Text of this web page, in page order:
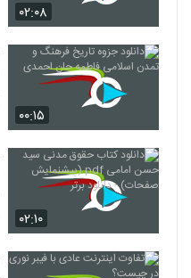
۰۲:۰۸
۰۰:۱۵
۰۲:۱۰